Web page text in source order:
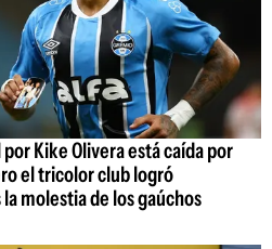
Kike Olivera está caída por
el tricolor club logró
molestia de los gaúchos